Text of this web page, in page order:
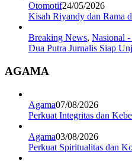
Otomotif24/05/2026
Kisah Riyandy dan Rama
Breaking News, Nasional
Dua Putra Jurnalis Siap
AGAMA
Agama07/08/2026
Perkuat Integritas dan
Agama03/08/2026
Perkuat Spiritualitas dan